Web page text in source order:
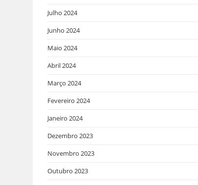
Julho 2024
Junho 2024
Maio 2024
Abril 2024
Março 2024
Fevereiro 2024
Janeiro 2024
Dezembro 2023
Novembro 2023
Outubro 2023